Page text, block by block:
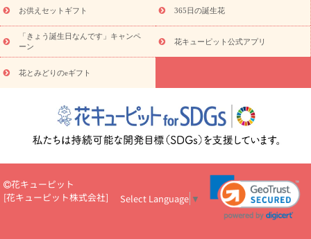
ド
お花の種類 トルコキキョウ
お祝い お祝い・3000円～ お祝い・4000円～
お祝い・
5000円～
お祝い・7000円～ お祝い・ 10000円～
お供え・お
悔やみ
円～
お供え・お悔やみ・
いのマナー
定年退職祝いのマナー
お祝いを贈るときのマナー・
花キューピットのお祝いコラム一覧
誕生日のお花を「色
彩心理学」で選ぶ方法
結婚祝いの予算相場
出産祝いお役立ち情
ール
新築引っ越し祝いコラム お祝い花のマナー総まとめ
職
場上司や先輩へ贈るお祝い花の正解は？
開店祝いの花 選び方ガイ
お供えセットギフト 365日の誕生花
「きょう誕生日なんです」キャンペ
ーン
花キューピット公式アプリ
花とみどりのeギフト
花キューピット
[花キューピット株式会社] Select Language ▼